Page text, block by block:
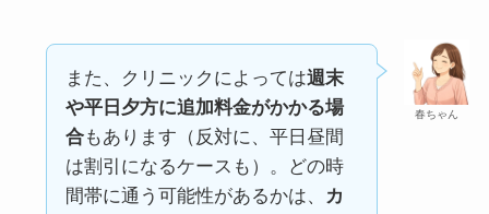
春ちゃん
また、クリニックによっては週末
や平日夕方に追加料金がかかる場
合もあります（反対に、平日昼間
は割引になるケースも）。どの時
間帯に通う可能性があるかは、
カ